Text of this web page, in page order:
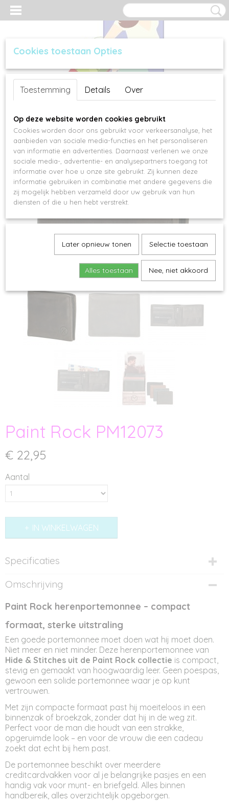
Inloggen Registreren
Paint Rock PM12073
€ 22,95
Aantal
IN WINKELWAGEN
Specificaties
Productcode
PM12073
Afmetingen (l,b,h)
Omschrijving
Paint Rock herenportemonnee – compact
formaat, sterke uitstraling
Een goede portemonnee moet doen wat hij moet doen.
Niet meer en niet minder. Deze herenportemonnee van
Hide & Stitches uit de Paint Rock collectie is compact,
stevig en gemaakt van hoogwaardig leer. Geen poespas,
gewoon een solide portemonnee waar je op kunt
vertrouwen.
Met zijn compacte formaat past hij moeiteloos in een
binnenzak of broekzak, zonder dat hij in de weg zit.
Perfect voor de man die houdt van een strakke,
opgeruimde look – en voor de vrouw die een cadeau
zoekt dat echt bij hem past.
De portemonnee beschikt over meerdere
creditcardvakken voor al je belangrijke pasjes en een
handig vak voor munt- en briefgeld. Alles binnen
handbereik, alles overzichtelijk opgeborgen.
Cookies toestaan Opties
Toestemming Details Over
Op deze website worden cookies gebruikt
Cookies worden door ons gebruikt voor verkeersanalyse, het
aanbieden van sociale media-functies en het personaliseren
van informatie en advertenties. Daarnaast verlenen we onze
sociale media-, advertentie- en analysepartners toegang tot
informatie over hoe u onze site gebruikt. Zij kunnen deze
informatie gebruiken in combinatie met andere gegevens die
zij mogelijk hebben verzameld door uw gebruik van hun
diensten of die u hen hebt verstrekt.
Later opnieuw tonen Selectie toestaan
Alles toestaan Nee, niet akkoord